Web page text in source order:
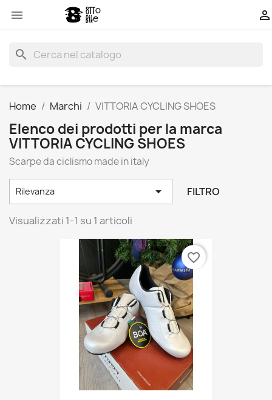
 
search
Home Marchi VITTORIA CYCLING SHOES
Elenco dei prodotti per la marca
VITTORIA CYCLING SHOES
Scarpe da ciclismo made in italy
Rilevanza  FILTRO
Visualizzati 1-1 su 1 articoli
favorite_border